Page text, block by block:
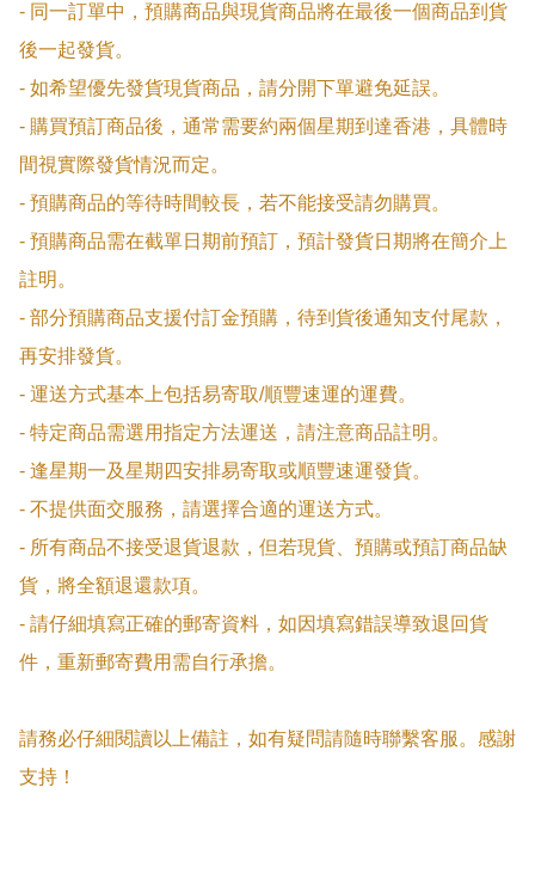
- 同一訂單中，預購商品與現貨商品將在最後一個商品到貨
後一起發貨。
- 如希望優先發貨現貨商品，請分開下單避免延誤。
- 購買預訂商品後，通常需要約兩個星期到達香港，具體時
間視實際發貨情況而定。
- 預購商品的等待時間較長，若不能接受請勿購買。
- 預購商品需在截單日期前預訂，預計發貨日期將在簡介上
註明。
- 部分預購商品支援付訂金預購，待到貨後通知支付尾款，
再安排發貨。
- 運送方式基本上包括易寄取/順豐速運的運費。
- 特定商品需選用指定方法運送，請注意商品註明。
- 逢星期一及星期四安排易寄取或順豐速運發貨。
- 不提供面交服務，請選擇合適的運送方式。
- 所有商品不接受退貨退款，但若現貨、預購或預訂商品缺
貨，將全額退還款項。
- 請仔細填寫正確的郵寄資料，如因填寫錯誤導致退回貨
件，重新郵寄費用需自行承擔。
請務必仔細閱讀以上備註，如有疑問請隨時聯繫客服。感謝
支持！